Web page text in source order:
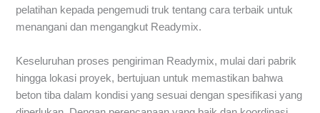
pelatihan kepada pengemudi truk tentang cara terbaik untuk
menangani dan mengangkut Readymix.
Keseluruhan proses pengiriman Readymix, mulai dari pabrik
hingga lokasi proyek, bertujuan untuk memastikan bahwa
beton tiba dalam kondisi yang sesuai dengan spesifikasi yang